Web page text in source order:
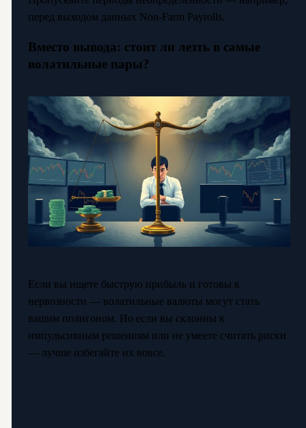
перед выходом данных Non-Farm Payrolls.
Вместо вывода: стоит ли лезть в самые
волатильные пары?
Если вы ищете быструю прибыль и готовы к
нервозности — волатильные валюты могут стать
вашим полигоном. Но если вы склонны к
импульсивным решениям или не умеете считать риски
— лучше избегайте их вовсе.